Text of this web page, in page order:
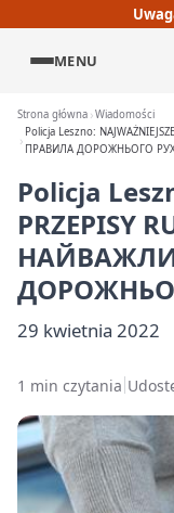
MENU
Strona główna Wiadomości
Policja Leszno:
ПРАВИЛА ДОРОЖНЬОГО
Policja
PRZEPISY
29 kwietnia 2022
1 min czytania